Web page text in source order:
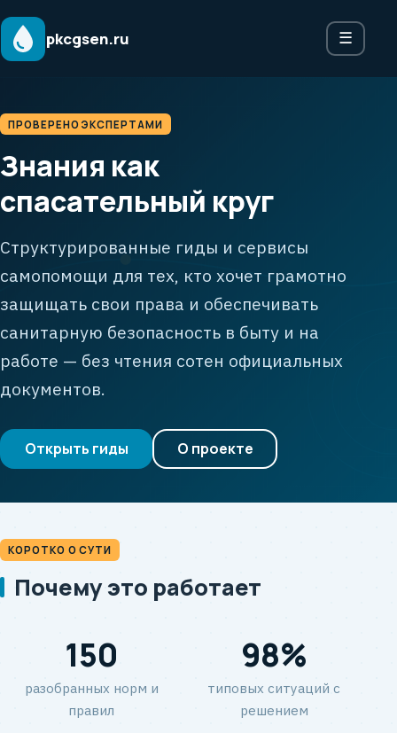
pkcgsen.ru ☰
ПРОВЕРЕНО ЭКСПЕРТАМИ
Знания как
спасательный круг
Структурированные гиды и сервисы
самопомощи для тех, кто хочет грамотно
защищать свои права и обеспечивать
санитарную безопасность в быту и на
работе — без чтения сотен официальных
документов.
Открыть гиды О проекте
КОРОТКО О СУТИ
Почему это работает
150
разобранных норм и
правил
98%
типовых ситуаций с
решением